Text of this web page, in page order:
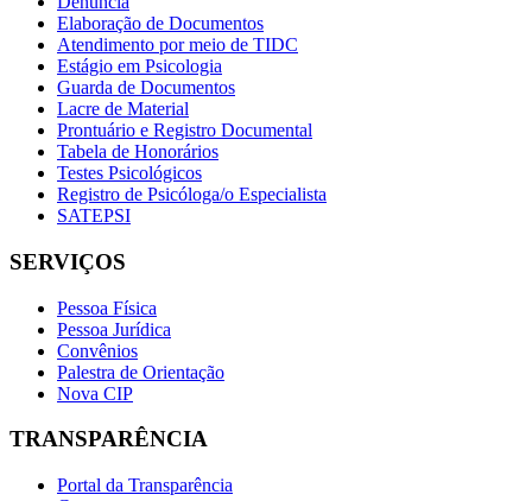
Elaboração de Documentos
Atendimento por meio de TIDC
Estágio em Psicologia
Guarda de Documentos
Lacre de Material
Prontuário e Registro Documental
Tabela de Honorários
Testes Psicológicos
Registro de Psicóloga/o Especialista
SATEPSI
SERVIÇOS
Pessoa Física
Pessoa Jurídica
Convênios
Palestra de Orientação
Nova CIP
TRANSPARÊNCIA
Portal da Transparência